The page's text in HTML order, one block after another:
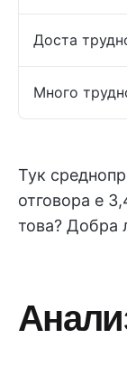
Доста
Много
Тук
отговора е
това? Добра